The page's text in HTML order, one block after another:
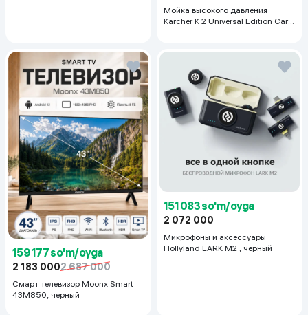
Мойка высокого давления
Karcher K 2 Universal Edition Car
159 177 so'm/oyga
2 183 0002 687 000
Смарт телевизор Moonx Smart
43M850, черный
151 083 so'm/oyga
2 072 000
Микрофоны и аксессуары
Hollyland LARK M2 , черный